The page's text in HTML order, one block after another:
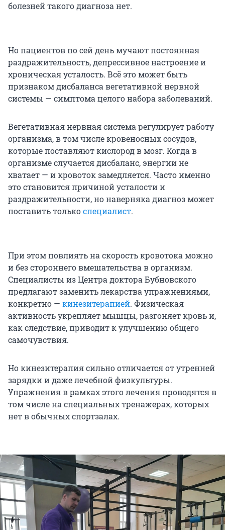
болезней такого диагноза нет.
Но пациентов по сей день мучают постоянная
раздражительность, депрессивное настроение и
хроническая усталость. Всё это может быть
признаком дисбаланса вегетативной нервной
системы — симптома целого набора заболеваний.
Вегетативная нервная система регулирует работу
организма, в том числе кровеносных сосудов,
которые поставляют кислород в мозг. Когда в
организме случается дисбаланс, энергии не
хватает — и кровоток замедляется. Часто именно
это становится причиной усталости и
раздражительности, но наверняка диагноз может
поставить толькоспециалист.
При этом повлиять на скорость кровотока можно
и без стороннего вмешательства в организм.
Специалисты из Центра доктора Бубновского
предлагают заменить лекарства упражнениями,
конкретно — кинезитерапией. Физическая
активность укрепляет мышцы, разгоняет кровь и,
как следствие, приводит к улучшению общего
самочувствия.
Но кинезитерапия сильно отличается от утренней
зарядки и даже лечебной физкультуры.
Упражнения в рамках этого лечения проводятся в
том числе на специальных тренажерах, которых
нет в обычных спортзалах.